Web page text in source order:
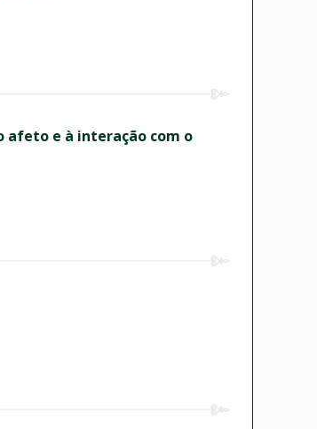
afeto e à interação com o